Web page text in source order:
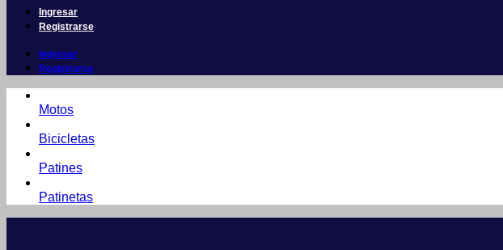
Ingresar
Registrarse
Ingresar
Registrarse
Motos
Bicicletas
Patines
Patinetas